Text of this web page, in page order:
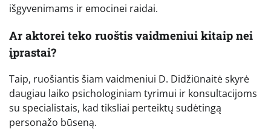
išgyvenimams ir emocinei raidai.
Ar aktorei teko ruoštis vaidmeniui kitaip nei
įprastai?
Taip, ruošiantis šiam vaidmeniui D. Didžiūnaitė skyrė
daugiau laiko psichologiniam tyrimui ir konsultacijoms
su specialistais, kad tiksliai perteiktų sudėtingą
personažo būseną.